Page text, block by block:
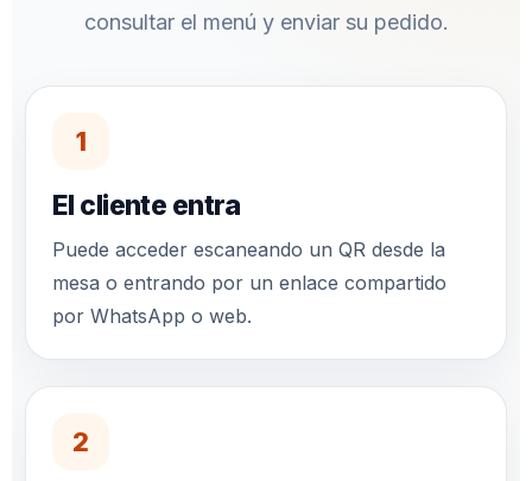
consultar el menú y enviar su pedido.
1
El cliente entra
Puede acceder escaneando un QR desde la
mesa o entrando por un enlace compartido
por WhatsApp o web.
2